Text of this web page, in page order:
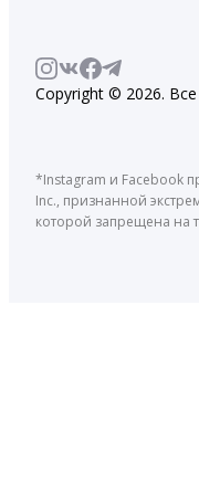
Copyright © 2026.
*Instagram и Facebook
Inc., признанной
которой запрещена на